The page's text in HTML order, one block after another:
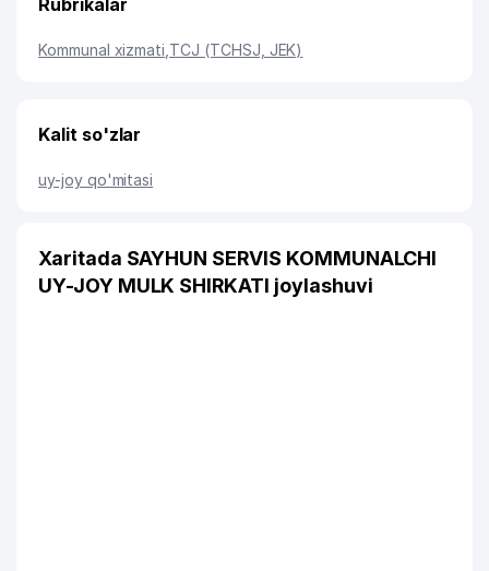
Rubrikalar
Kommunal xizmati TCJ (TCHSJ, JEK)
Kalit so'zlar
uy-joy qo'mitasi
Xaritada SAYHUN SERVIS KOMMUNALCHI
UY-JOY MULK SHIRKATI joylashuvi